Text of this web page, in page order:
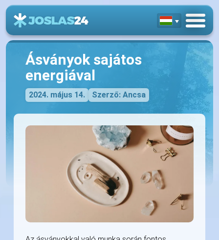
Ásványok sajátos
energiával
2024. május 14. Szerző: Ancsa